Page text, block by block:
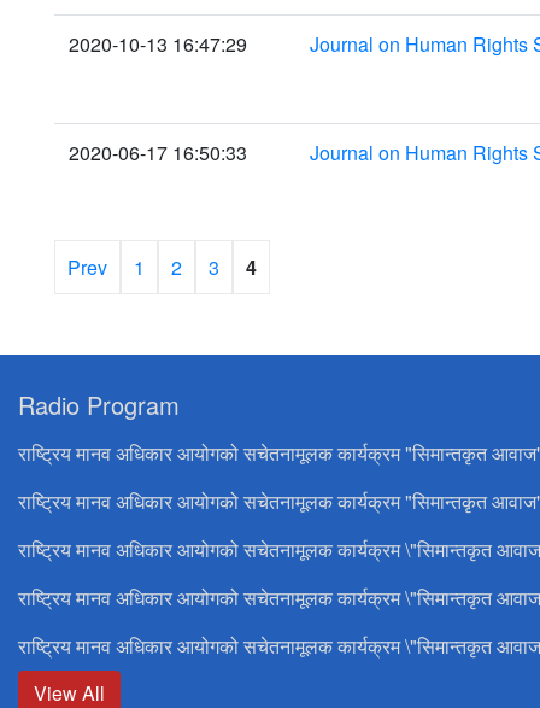
2020-10-13 16:47:29 Journal on Human Rights
2020-06-17 16:50:33 Journal on Human Rights
Prev 1 2 3 4
Radio Program
राष्ट्रिय मानव अधिकार आयोगको सचेतनामूलक कार्यक्रम "सिमान्तकृत
राष्ट्रिय मानव अधिकार आयोगको सचेतनामूलक कार्यक्रम "सिमान्तकृत
राष्ट्रिय मानव अधिकार आयोगको सचेतनामूलक कार्यक्रम \"सिमान्तकृत
राष्ट्रिय मानव अधिकार आयोगको सचेतनामूलक कार्यक्रम \"सिमान्तकृत
राष्ट्रिय मानव अधिकार आयोगको सचेतनामूलक कार्यक्रम \"सिमान्तकृत
View All